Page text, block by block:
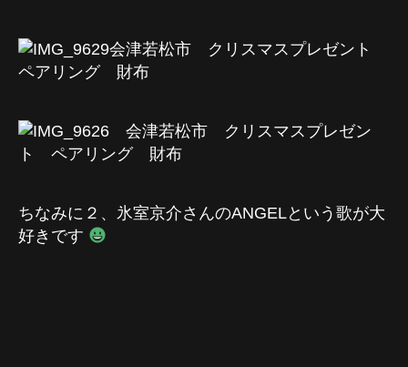
ちなみに２、氷室京介さんのANGELという歌が大
好きです